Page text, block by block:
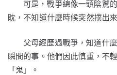
可是，戰爭總像一頭陰騭
眈，不知道什麼時候突然撲出
父母經歷過戰爭，知道什
瞬間的事。他們因此慎重，不
「鬼」。